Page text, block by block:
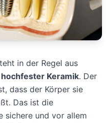
in der Regel aus
Keramik. Der
dass der Körper sie
Das ist die
sichere und vor allem